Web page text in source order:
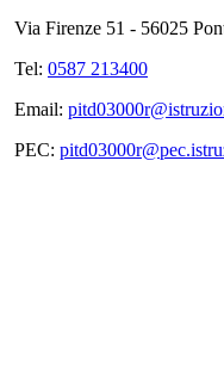
Via Firenze 51 - 56025
Tel: 0587 213400
Email:
PEC: